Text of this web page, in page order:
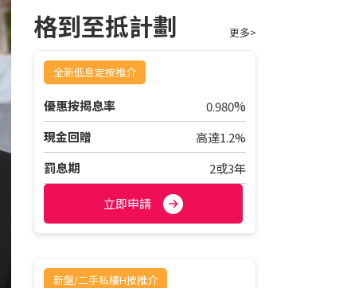
格到至抵計劃 更多>
全新低息定按推介
優惠按揭息率 0.980%
現金回贈
高達1.2%
罰息期
2或3年
立即申請
新盤/二手私樓H按推介